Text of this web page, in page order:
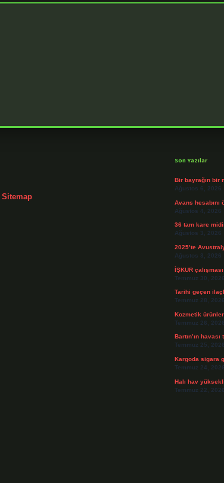
Sitemap
Son Yazılar
Bir bayrağın bir
Ağustos 6, 2026
Avans hesabını
Ağustos 4, 2026
36 tam kare
Ağustos 3, 2026
2025’te
Ağustos 3, 2026
İŞKUR
Temmuz 30, 2026
Tarihi geçen
Temmuz 28, 2026
Kozmetik
Temmuz 26, 2026
Bartın’ın
Temmuz 25, 2026
Kargoda sigara
Temmuz 24, 2026
Halı hav
Temmuz 22, 2026